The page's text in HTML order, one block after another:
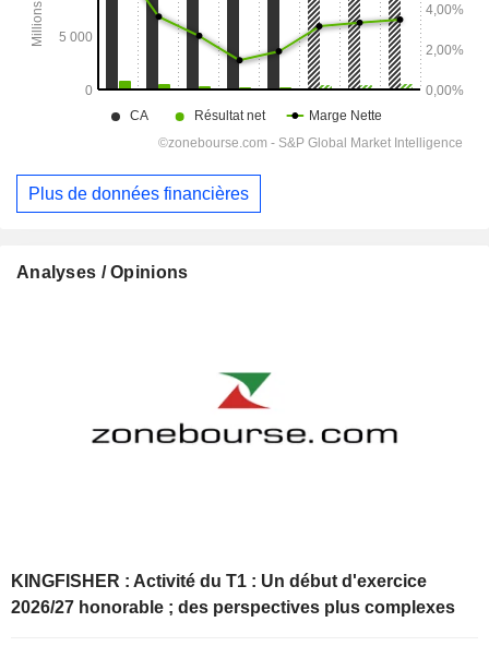
Plus de données financières
Analyses / Opinions
KINGFISHER : Activité du T1 : Un début d'exercice
2026/27 honorable ; des perspectives plus complexes